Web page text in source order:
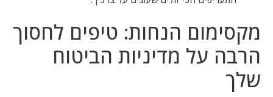
מקסימום הנחות: טיפים לחסוך
הרבה על מדיניות הביטוח
שלך